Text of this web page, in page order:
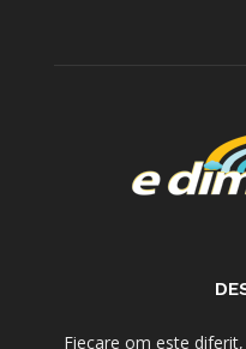
Fiecare om este